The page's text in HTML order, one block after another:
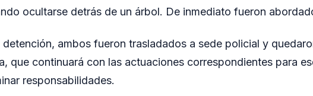
ocultarse detrás de un árbol. De inmediato fueron
detención, ambos fueron trasladados a sede policial y
que continuará con las actuaciones correspondientes para
responsabilidades.